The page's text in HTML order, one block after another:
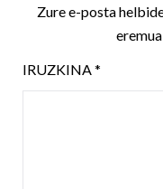
Zure e-posta
IRUZKINA *